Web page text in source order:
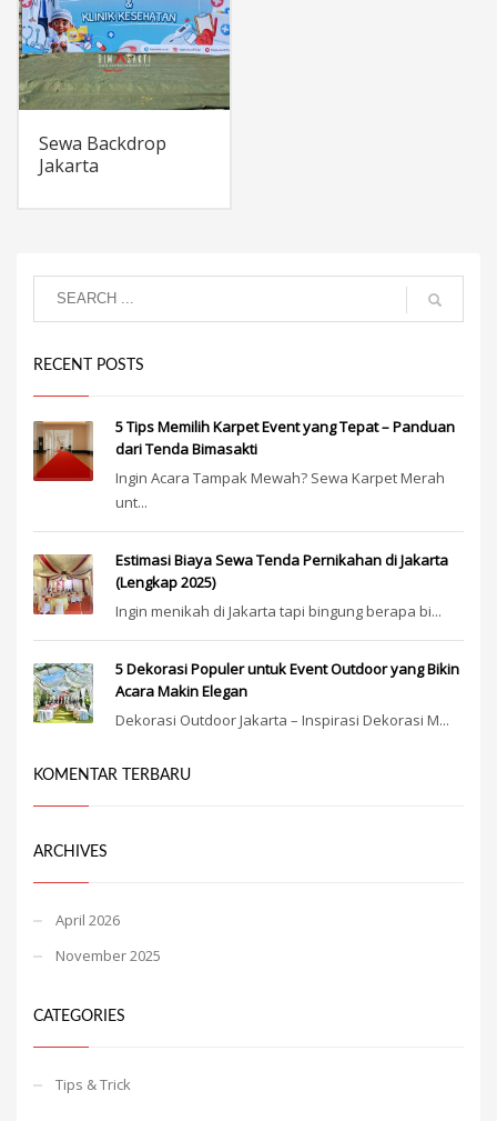
Sewa Backdrop
Jakarta
RECENT POSTS
5 Tips Memilih Karpet Event yang Tepat – Panduan
dari Tenda Bimasakti
Ingin Acara Tampak Mewah? Sewa Karpet Merah
unt...
Estimasi Biaya Sewa Tenda Pernikahan di Jakarta
(Lengkap 2025)
Ingin menikah di Jakarta tapi bingung berapa bi...
5 Dekorasi Populer untuk Event Outdoor yang Bikin
Acara Makin Elegan
Dekorasi Outdoor Jakarta – Inspirasi Dekorasi M...
KOMENTAR TERBARU
ARCHIVES
April 2026
November 2025
CATEGORIES
Tips & Trick